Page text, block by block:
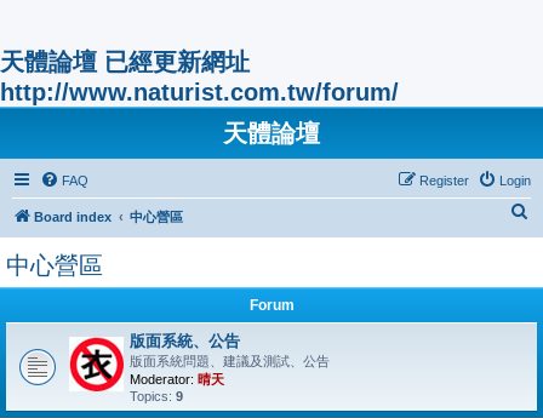
天體論壇 已經更新網址
http://www.naturist.com.tw/forum/
天體論壇
FAQ Login
Register
Board index 中心營區
中心營區
Forum
版面系統、公告
版面系統問題、建議及測試、公告
Moderator: 晴天
Topics: 9